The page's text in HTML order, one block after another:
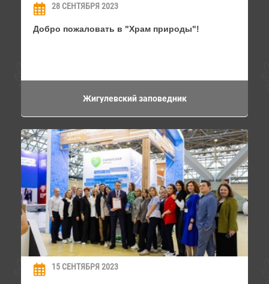
28 СЕНТЯБРЯ 2023
Добро пожаловать в "Храм природы"!
Жигулевский заповедник
15 СЕНТЯБРЯ 2023